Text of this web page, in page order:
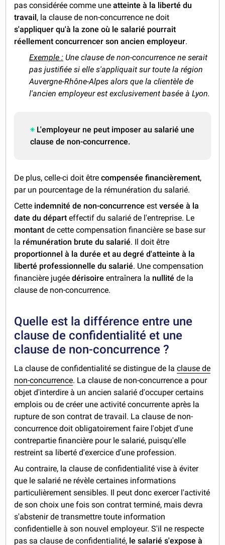
pas considérée comme uneatteinte à la liberté du
travail , la clause de non-concurrence ne doit
s'appliquer qu'à la zone où le salarié pourrait
réellement concurrencer son ancien employeur.
Exemple : Une clause de non-concurrence ne serait
pas justifiée si elle s'appliquait sur toute la région
Auvergne-Rhône-Alpes alors que la clientèle de
l'ancien employeur est exclusivement basée à Lyon.
L'employeur ne peut imposer au salarié une
clause de non-concurrence.
De plus, celle-ci doit êtrecompensée financièrement,
par un pourcentage de la rémunération du salarié.
Cette indemnité de non-concurrence estversée à la
date du départ effectif du salarié de l'entreprise. Le
montantde cette compensation financière se base sur
la rémunération brute du salarié. Il doit être
proportionnel à la durée et au degré d'atteinte à la
liberté professionnelle du salarié. Une compensation
financière jugéedérisoire entraînera la nullité de la
clause de non-concurrence.
Quelle est la différence entre une
clause de confidentialité et une
clause de non-concurrence ?
La clause de confidentialité se distingue de laclause de
non-concurrence. La clause de non-concurrence a pour
objet d'interdire à un ancien salarié d'occuper certains
emplois ou de créer une activité concurrente après la
rupture de son contrat de travail. La clause de non-
concurrence doit obligatoirement faire l'objet d'une
contrepartie financière pour le salarié, puisqu'elle
restreint sa liberté d'exercice d'une profession.
Au contraire, la clause de confidentialité vise à éviter
que le salarié ne révèle certaines informations
particulièrement sensibles. Il peut donc exercer l'activité
de son choix une fois son contrat terminé, mais devra
s'abstenir de transmettre toute information
confidentielle à son nouvel employeur. S'il ne respecte
pas sa clause de confidentialité, le salarié s'expose à